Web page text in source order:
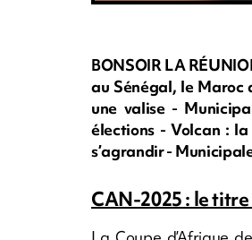
BONSOIR LA
au Sénégal, le Maroc
une valise -
élections - Volcan :
s’agrandir -
CAN-2025 : le